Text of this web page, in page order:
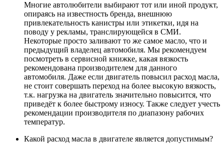
Многие автолюбители выбирают тот или иной продукт,
опираясь на известность бренда, внешнюю
привлекательность канистры или этикетки, идя на
поводу у рекламы, транслирующейся в СМИ.
Некоторые просто заливают то же самое масло, что и
предыдущий владелец автомобиля. Мы рекомендуем
посмотреть в сервисной книжке, какая вязкость
рекомендована производителем для данного
автомобиля. Даже если двигатель повысил расход масла,
не стоит совершать переход на более высокую вязкость,
т.к. нагрузка на двигатель значительно повысится, что
приведёт к более быстрому износу. Также следует учесть
рекомендации производителя по диапазону рабочих
температур.
Какой расход масла в двигателе является допустимым?